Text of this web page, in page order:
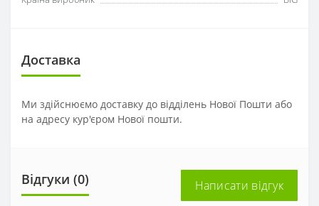
Доставка
Ми здійснюємо доставку до відділень Нової Пошти або
на адресу кур'єром Нової пошти.
Відгуки (0) Написати відгук